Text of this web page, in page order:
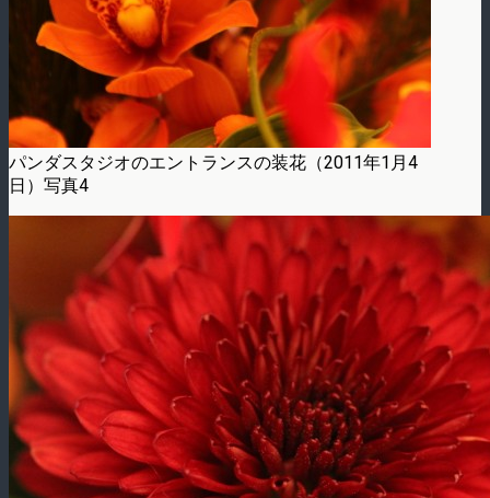
パンダスタジオのエントランスの装花（2011年1月4
日）写真4